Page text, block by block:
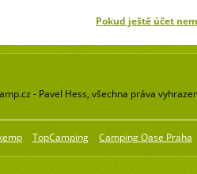
Pokud ještě účet
- Pavel Hess, všechna práva
TopCamping Camping Oase Praha